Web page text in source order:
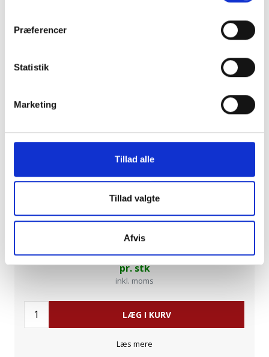
Præferencer
Statistik
Marketing
Tillad alle
Tillad valgte
Afvis
Reservoir Crystal Messi H35 cm
Udstillingsmodel
Normalpris:1.698 DKK
849
pr. stk
inkl. moms
Læs mere
LÆG I KURV